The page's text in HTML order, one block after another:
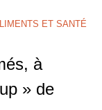
ET SANTÉ
à
» de